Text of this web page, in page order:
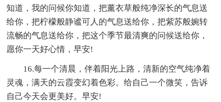
知道，我的问候你知道，把薰衣草般纯净深长的气息送
给你，把柠檬般静谧可人的气息送给你，把紫苏般婉转
流畅的气息送给你，把这个季节最清爽的问候送给你，
愿你一天好心情，早安!
16.每一个清晨，伴着阳光上路，清新的空气纯净着
灵魂，满天的云霞变幻着色彩。给自己一个微笑，告诉
自己今天会更美好。早安!